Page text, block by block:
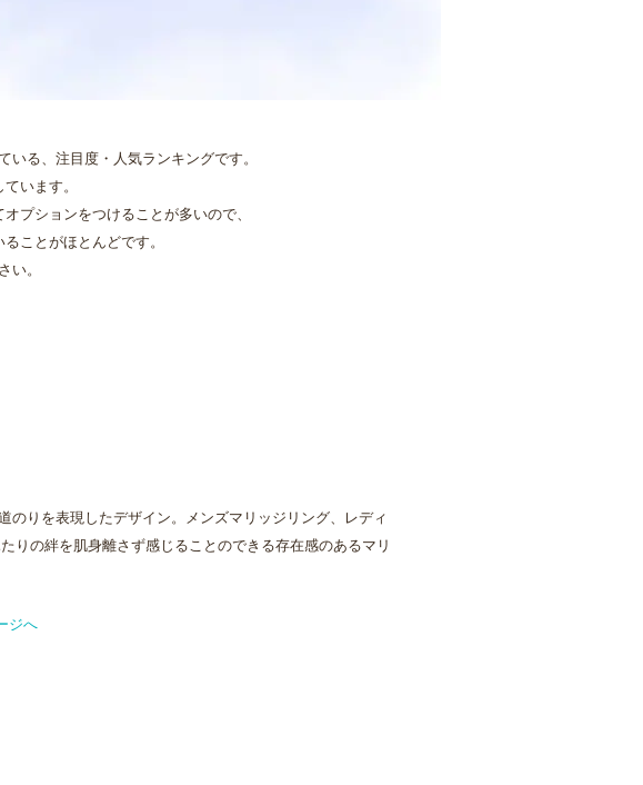
る、注目度・人気ランキングです。
います。
プションをつけることが多いので、
ことがほとんどです。
。
りを表現したデザイン。メンズマリッジリング、レディ
りの絆を肌身離さず感じることのできる存在感のあるマリ
ジへ